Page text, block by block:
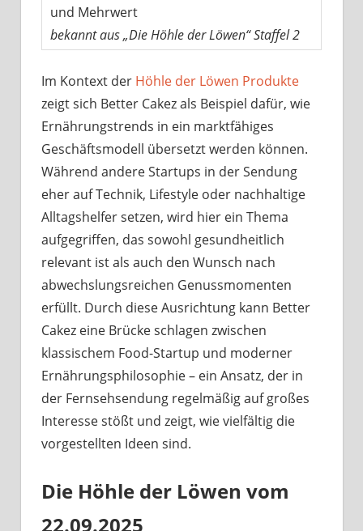
und Mehrwert
bekannt aus „Die Höhle der Löwen“ Staffel 2
Im Kontext der Höhle der Löwen Produkte
zeigt sich Better Cakez als Beispiel dafür, wie
Ernährungstrends in ein marktfähiges
Geschäftsmodell übersetzt werden können.
Während andere Startups in der Sendung
eher auf Technik, Lifestyle oder nachhaltige
Alltagshelfer setzen, wird hier ein Thema
aufgegriffen, das sowohl gesundheitlich
relevant ist als auch den Wunsch nach
abwechslungsreichen Genussmomenten
erfüllt. Durch diese Ausrichtung kann Better
Cakez eine Brücke schlagen zwischen
klassischem Food-Startup und moderner
Ernährungsphilosophie – ein Ansatz, der in
der Fernsehsendung regelmäßig auf großes
Interesse stößt und zeigt, wie vielfältig die
vorgestellten Ideen sind.
Die Höhle der Löwen vom
22.09.2025